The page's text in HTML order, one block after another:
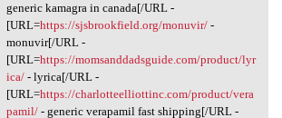
generic kamagra in canada[/URL -
[URL=https://sjsbrookfield.org/monuvir/-
monuvir[/URL -
[URL=https://momsanddadsguide.com/product/lyr
ica/- lyrica[/URL -
[URL=https://charlotteelliottinc.com/product/vera
pamil/- generic verapamil fast shipping[/URL -